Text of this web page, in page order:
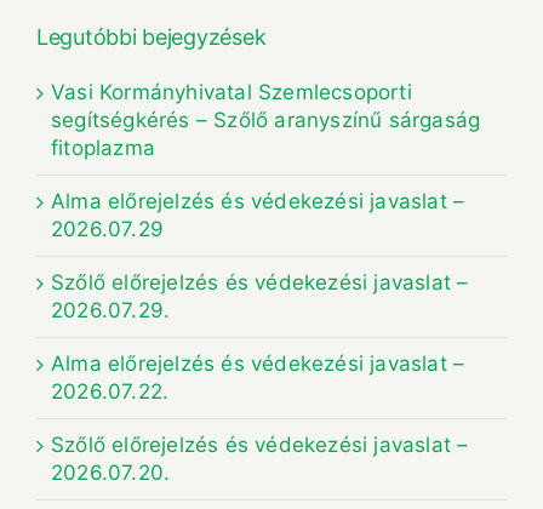
Legutóbbi bejegyzések
Vasi Kormányhivatal Szemlecsoporti
segítségkérés – Szőlő aranyszínű sárgaság
fitoplazma
Alma előrejelzés és védekezési javaslat –
2026.07.29
Szőlő előrejelzés és védekezési javaslat –
2026.07.29.
Alma előrejelzés és védekezési javaslat –
2026.07.22.
Szőlő előrejelzés és védekezési javaslat –
2026.07.20.